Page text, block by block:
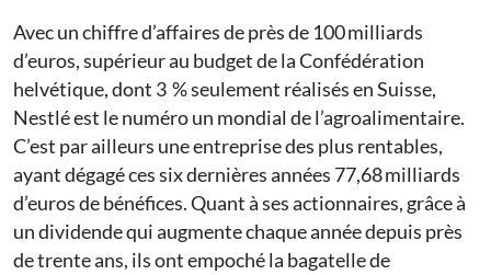
Avec un chiffre d’affaires de près de 100 milliards
d’euros, supérieur au budget de la Confédération
helvétique, dont 3 % seulement réalisés en Suisse,
Nestlé est le numéro un mondial de l’agroalimentaire.
C’est par ailleurs une entreprise des plus rentables,
ayant dégagé ces six dernières années 77,68 milliards
d’euros de bénéfices. Quant à ses actionnaires, grâce à
un dividende qui augmente chaque année depuis près
de trente ans, ils ont empoché la bagatelle de